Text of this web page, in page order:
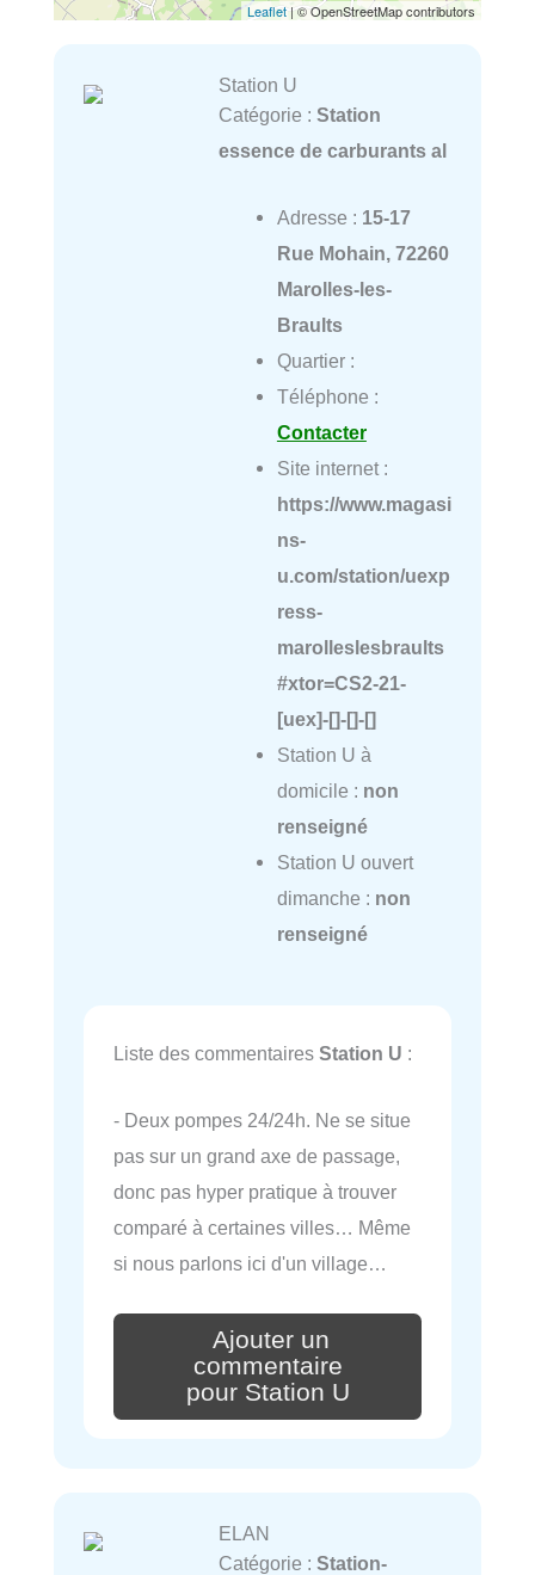
Leaflet| © OpenStreetMap contributors
Station U
Catégorie : Station
essence de carburants al
Adresse : 15-17
Rue Mohain, 72260
Marolles-les-
Braults
Quartier :
Téléphone :
Contacter
Site internet :
https://www.magasi
ns-
u.com/station/uexp
ress-
marolleslesbraults
#xtor=CS2-21-
[uex]-[]-[]-[]
Station U à
domicile : non
renseigné
Station U ouvert
dimanche : non
renseigné
Liste des commentaires Station U :
- Deux pompes 24/24h. Ne se situe
pas sur un grand axe de passage,
donc pas hyper pratique à trouver
comparé à certaines villes… Même
si nous parlons ici d'un village…
Ajouter un
commentaire
pour Station U
ELAN
Catégorie : Station-